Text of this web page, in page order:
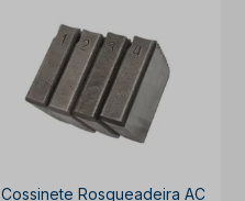
Cossinete Rosqueadeira AC